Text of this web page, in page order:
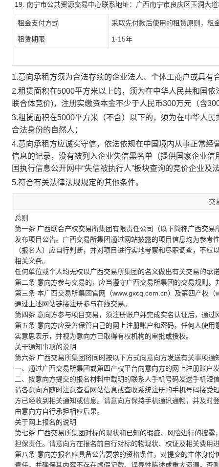
19. 南宁市公共资源交易中心联系地址：广西南宁市良庆区玉洞大道
租金支付方式 采取先付款后使用的租赁原则，租
租赁期限 1-15年
1.意向承租方须为合法存续的企业法人、个体工商户或具有
2.租赁面积在5000平方米以上的，须为在中华人民共和国依
联合体竞价)，注册实缴资本金不少于人民币300万元（含
3.租赁面积在5000平方米 （不含）以下的，须为在中华人
合法身份的自然人；
4.意向承租方应诚实守信，依法依规在中国境内从事正常
信息的记录，没有被列入企业失信黑名单（提供国家企业
国执行信息公开网中“失信被执行人”板块查询的竞价企业
5.符合有关法律法规规定的其他条件。
交
总则
第一条 广西联合产权交易所集团有限责任公司（以下简称广西交易
发布项目公告。 广西交易所集团通过网站披露的项目信息均为参考
（报名人）应自行判断，并对项目进行实地考察和尽职调查，不应
相关义务。
任何单位或个人均无权以广西交易所集团的名义做出有关交易的承
第二条 意向方参与交易的，应当遵守广西交易所集团的交易规则，
第三条 本广西交易所集团官网（www.gxcq .com.cn）及第四产权（
通过上述网站链接注册参与在线交易。
第四条 意向方参与项目交易，须注册账户并完成实名认证后，通过
第五条 意向方应妥善保管自己的网上注册账户和密码，任何人使
实意思表示，并视为意向方已取得有权机构的审批或授权。
关于通知事项的说明
第六条 广西交易所集团将同时按以下方式向意向方发送有关事项通
一、通过广西交易所集团或第四产权平台向意向方的网上注册账户
二、按意向方提交的报名材料中载明的联系人手机号码发送手机短
请各意向方随时注意查看网站信息或查收系统注册的手机号码接
方已经收到相关通知或信息。请意向方保持手机通讯通畅，并及
由意向方自行承担相应后果。
关于网上报名的说明
第七条 广西交易所集团对标的现状和已知的瑕疵、风险进行的披
担保责任。请意向方在报名前自行对标的物现状、权证及相关费用
第八条 意向方报名应具备公告要求的资格条件，对提交的主体身
责任，并确保其内容不存在虚假记载、误导性陈述或重大遗漏。否